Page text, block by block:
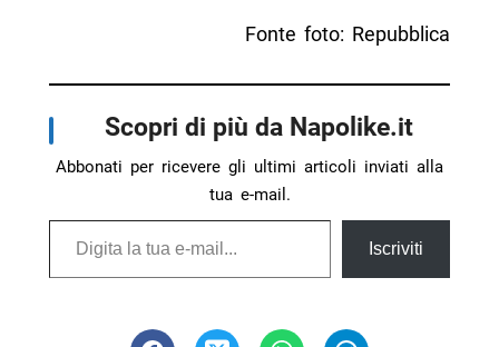
Fonte foto: Repubblica
Scopri di più da Napolike.it
Abbonati per ricevere gli ultimi articoli inviati alla
tua e-mail.
Digita la tua e-mail...
Iscriviti